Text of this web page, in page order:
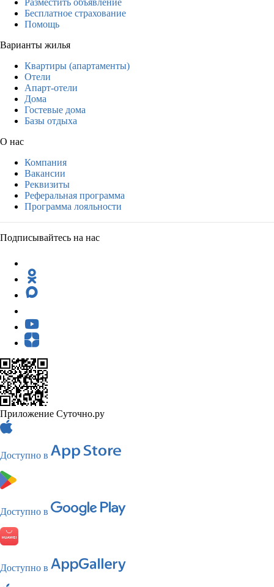
Бесплатное страхование
Помощь
Варианты жилья
Квартиры (апартаменты)
Отели
Апарт-отели
Дома
Гостевые дома
Базы отдыха
О нас
Компания
Вакансии
Реквизиты
Реферальная программа
Программа лояльности
Подписывайтесь на нас
Приложение Суточно.ру
Доступно в
Доступно в
Доступно в